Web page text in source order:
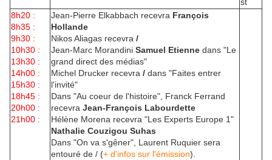
8h20 :
8h35 :
9h30 :
10h30 :
13h30 :
14h00 :
15h30 :
18h45 :
20h00 :
21h00 :
Jean-Pierre Elkabbach recevra François
Hollande
Nikos Aliagas recevra /
Jean-Marc Morandini Samuel Etienne dans "Le
grand direct des médias"
Michel Drucker recevra / dans "Faites entrer
l'invité"
Dans "Au coeur de l'histoire", Franck Ferrand
recevra Jean-François Labourdette
Hélène Morena recevra "Les Experts Europe 1"
Nathalie Couzigou Suhas
Dans "On va s'gêner", Laurent Ruquier sera
entouré de / (+ d'infos sur l'émission).